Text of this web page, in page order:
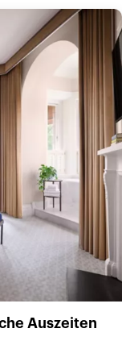
Auszeiten